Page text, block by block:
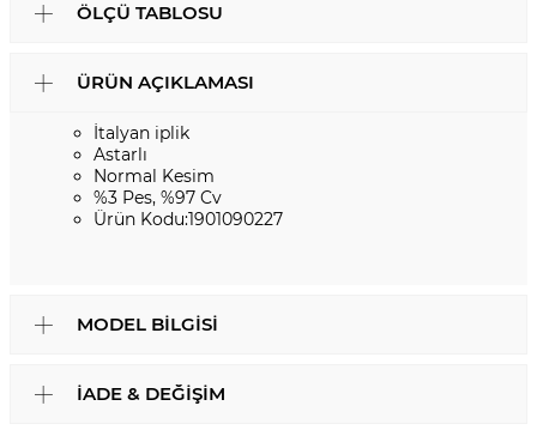
ÖLÇÜ TABLOSU
ÜRÜN AÇIKLAMASI
İtalyan iplik
Astarlı
Normal Kesim
%3 Pes, %97 Cv
Ürün Kodu:1901090227
MODEL BILGISI
İADE & DEĞIŞIM